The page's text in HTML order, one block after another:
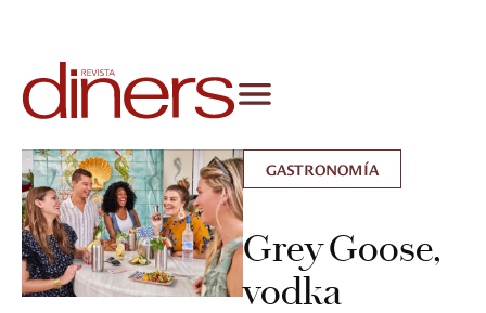
GASTRONOMÍA
Grey Goose,
vodka